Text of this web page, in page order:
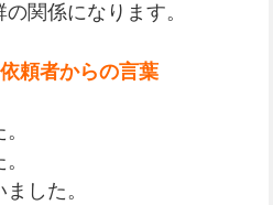
関係になります。
頼者からの言葉
した。